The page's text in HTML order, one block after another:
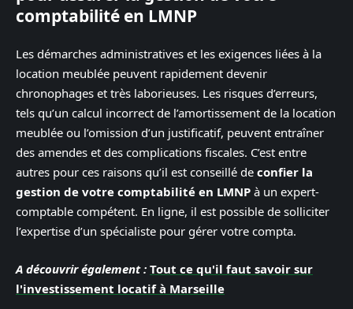
comptabilité en LMNP
Les démarches administratives et les exigences liées à la
location meublée peuvent rapidement devenir
chronophages et très laborieuses. Les risques d’erreurs,
tels qu’un calcul incorrect de l’amortissement de la location
meublée ou l’omission d’un justificatif, peuvent entraîner
des amendes et des complications fiscales. C’est entre
autres pour ces raisons qu’il est conseillé de confier la
gestion de votre comptabilité en LMNP à un expert-
comptable compétent. En ligne, il est possible de solliciter
l’expertise d’un spécialiste pour gérer votre compta.
A découvrir également : Tout ce qu'il faut savoir sur
l'investissement locatif à Marseille